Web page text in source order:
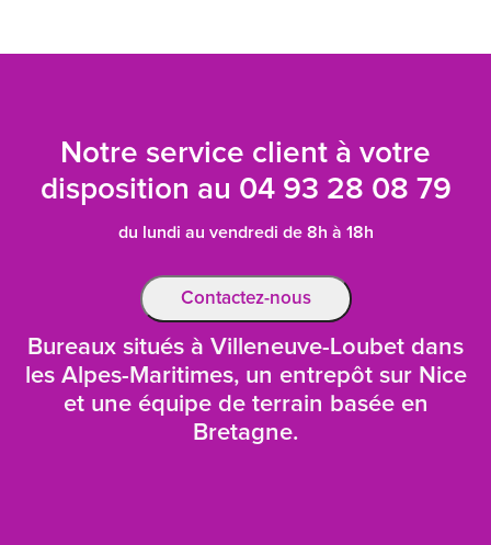
Notre service client à votre
disposition au 04 93 28 08 79
du lundi au vendredi de 8h à 18h
Contactez-nous
Bureaux situés à Villeneuve-Loubet dans
les Alpes-Maritimes, un entrepôt sur Nice
et une équipe de terrain basée en
Bretagne.